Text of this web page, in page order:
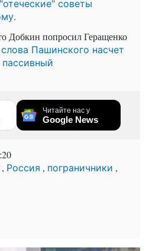
советы
.
Добкин попросил Геращенко
Пашинского насчет
Читайте нас у
Google News
, Россия , пограничники ,